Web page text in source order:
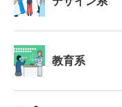
教育系